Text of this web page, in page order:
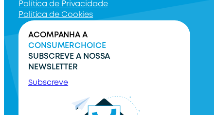
Política de Privacidade
Política de Cookies
ACOMPANHA A
CONSUMERCHOICE
SUBSCREVE A NOSSA
NEWSLETTER
Subscreve